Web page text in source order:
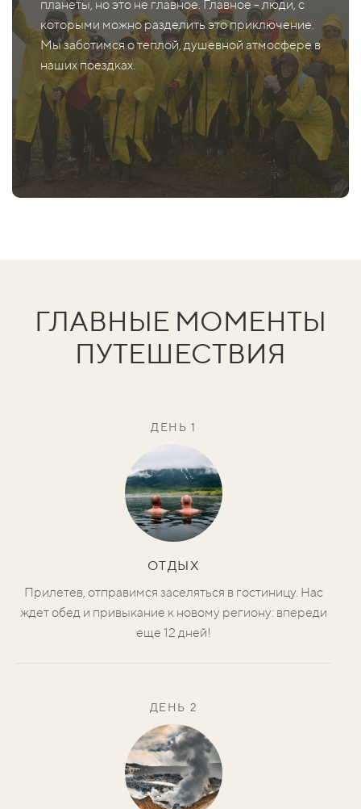
планеты, но это не главное. Главное - люди, с
которыми можно разделить это приключение.
Мы заботимся о теплой, душевной атмосфере в
наших поездках.
ГЛАВНЫЕ МОМЕНТЫ
ПУТЕШЕСТВИЯ
ДЕНЬ 1
ОТДЫХ
Прилетев, отправимся заселяться в гостиницу. Нас
ждет обед и привыкание к новому региону: впереди
еще 12 дней!
ДЕНЬ 2